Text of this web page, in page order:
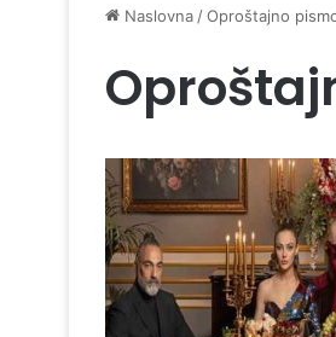
Naslovna /Oproštajno